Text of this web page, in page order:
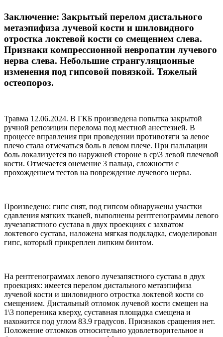
Заключение: Закрытый перелом дистального
метаэпифиза лучевой кости и шиловидного
отростка локтевой кости со смещением слева.
Признаки компрессионной невропатии лучевого
нерва слева. Небольшие странгуляционные
изменения под гипсовой повязкой. Тяжелый
остеопороз.
Травма 12.06.2024. В ГКБ произведена попытка закрытой
ручной репозиции перелома под местной анестезией. В
процессе вправления при проведении противотяги за левое
плечо стала отмечаться боль в левом плече. При пальпации
боль локализуется по наружней стороне в ср\3 левой плечевой
кости. Отмечается онемение 3 пальца, сложности с
прохождением тестов на повреждение лучевого нерва.
Произведено: гипс снят, под гипсом обнаружены участки
сдавления мягких тканей, выполнены рентгенограммы левого
лучезапястного сустава в двух проекциях с захватом
локтевого сустава, наложена мягкая подкладка, смоделирован
гипс, который прикреплен липким бинтом.
На рентгенограммах левого лучезапястного сустава в двух
проекциях: имеется перелом дистального метаэпифиза
лучевой кости и шиловидного отростка локтевой кости со
смещением. Дистальный отломок лучевой кости смещен на
1\3 попереника кверху, суставная площадка смещена и
нахожится под углом 83.9 градусов. Признаков сращения нет.
Положение отломков относительно удовлетворительное и